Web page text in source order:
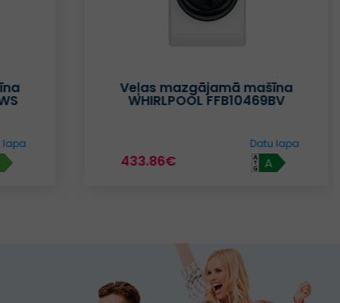
lapa
Veļas mazgājamā mašīna
WHIRLPOOL FFB10469BV
433.86€ A
Datu lapa